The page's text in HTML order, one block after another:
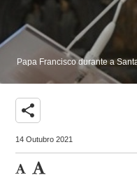
Papa Francisco durante a
share
14 Outubro 2021